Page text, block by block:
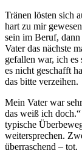
Tränen lösten sich
hart zu mir
sein im Beruf,
Vater das nächste
gefallen war, ich es
es nicht geschafft
das bitte verzeihen.
Mein Vater war
das weiß ich
typische
weitersprechen.
überraschend – tot.